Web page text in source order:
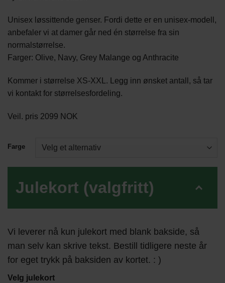
Unisex løssittende genser. Fordi dette er en unisex-modell,
anbefaler vi at damer går ned én størrelse fra sin
normalstørrelse.
Farger: Olive, Navy, Grey Malange og Anthracite
Kommer i størrelse XS-XXL. Legg inn ønsket antall, så tar
vi kontakt for størrelsesfordeling.
Veil. pris 2099 NOK
Farge
Julekort (valgfritt)
Vi leverer nå kun julekort med blank bakside, så
man selv kan skrive tekst. Bestill tidligere neste år
for eget trykk på baksiden av kortet. : )
Velg julekort